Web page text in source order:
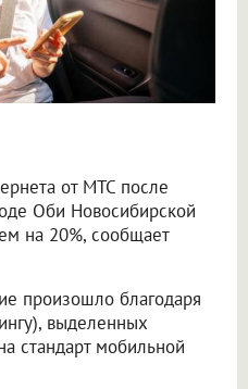
от МТС после
Оби Новосибирской
на 20%, сообщает
произошло благодаря
выделенных
стандарт мобильной